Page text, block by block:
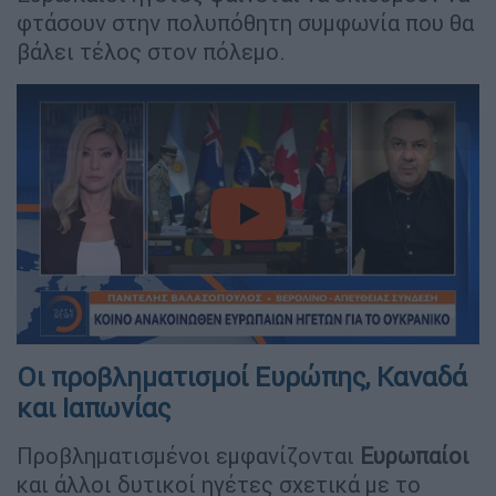
φτάσουν στην πολυπόθητη συμφωνία που θα
βάλει τέλος στον πόλεμο.
video
Οι προβληματισμοί Ευρώπης, Καναδά
και Ιαπωνίας
Προβληματισμένοι εμφανίζονται Ευρωπαίοι
και άλλοι δυτικοί ηγέτες σχετικά με το